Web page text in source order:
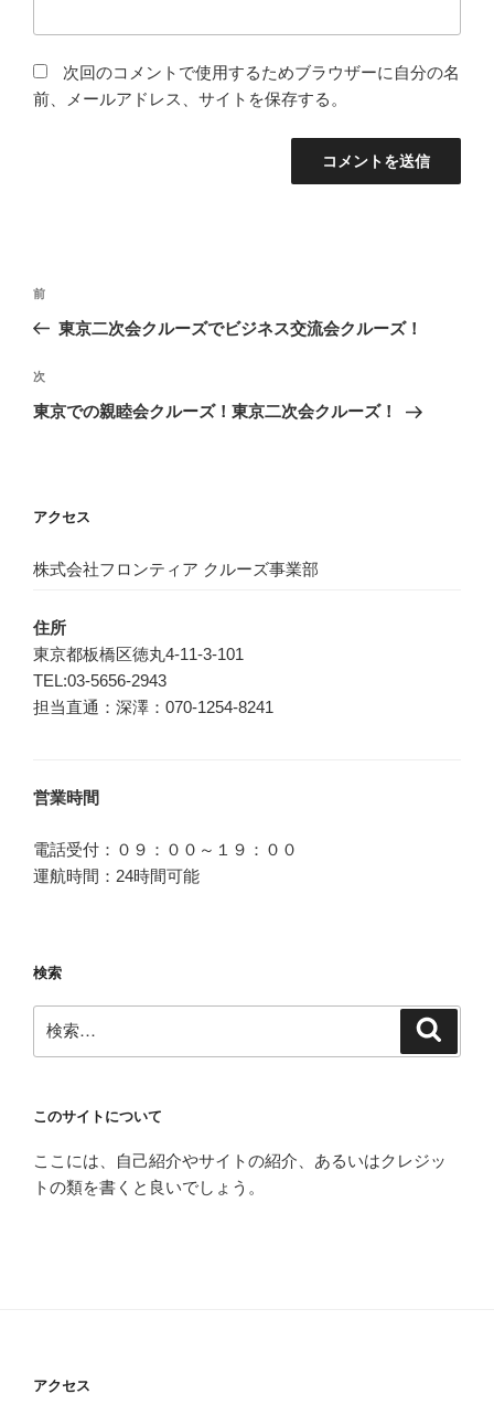
次回のコメントで使用するためブラウザーに自分の名
前、メールアドレス、サイトを保存する。
投
ビ
ゲ
ン
前
の
稿
前
東京二次会クルーズでビジネス交流会クルーズ！
次
の
次
東京での親睦会クルーズ！東京二次会クルーズ！
アクセス
株式会社フロンティア クルーズ事業部
住所
東京都板橋区徳丸4-11-3-101
TEL:03-5656-2943
担当直通：深澤：070-1254-8241
営業時間
電話受付：０９：００～１９：００
運航時間：24時間可能
検索
索:
このサイトについて
ここには、自己紹介やサイトの紹介、あるいはクレジッ
トの類を書くと良いでしょう。
アクセス